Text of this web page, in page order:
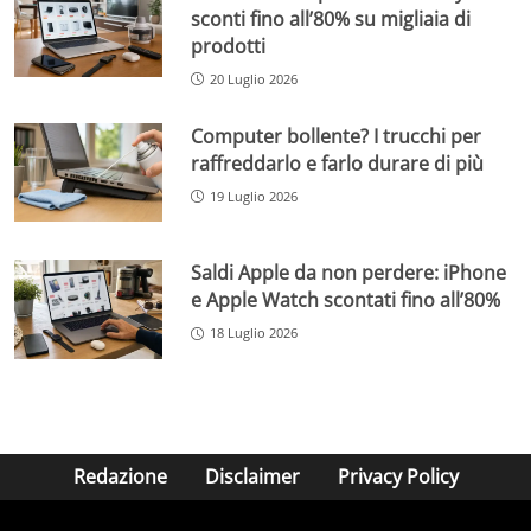
sconti fino all’80% su migliaia di
prodotti
20 Luglio 2026
Computer bollente? I trucchi per
raffreddarlo e farlo durare di più
19 Luglio 2026
Saldi Apple da non perdere: iPhone
e Apple Watch scontati fino all’80%
18 Luglio 2026
Redazione Disclaimer Privacy Policy